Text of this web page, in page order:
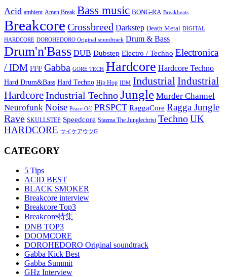
Acid ambient Amen Break Bass music BONG-RA Breakbeats
Breakcore Crossbreed Darkstep Death Metal DIGITAL
HARDCORE DOROHEDORO Original soundtrack Drum & Bass
Drum'n'Bass DUB Dubstep Electro / Techno Electronica
/ IDM FFF Gabba GORE TECH Hardcore Hardcore Techno
Hard Drum&Bass Hard Techno Hip Hop IDM IndustrialIndustrial
HardcoreIndustrial TechnoJungle Murder Channel
Neurofunk Noise Peace Off PRSPCT RaggaCore Ragga Jungle
Rave SKULLSTEP Speedcore Stazma The Junglechrist TechnoUK
HARDCORE サイケアウツG
CATEGORY
5 Tips
ACID BEST
BLACK SMOKER
Breakcore interview
Breakcore Top3
Breakcore特集
DNB TOP3
DOOMCORE
DOROHEDORO Original soundtrack
Gabba Kick Best
Gabba Summit
GHz Interview